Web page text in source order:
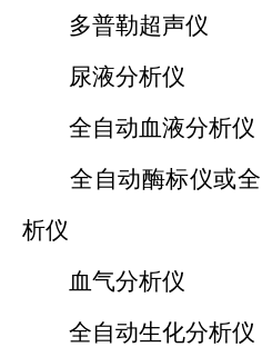
多普勒超声仪
尿液分析仪
全自动血液分析仪
全自动酶标仪或全
析仪
血气分析仪
全自动生化分析仪